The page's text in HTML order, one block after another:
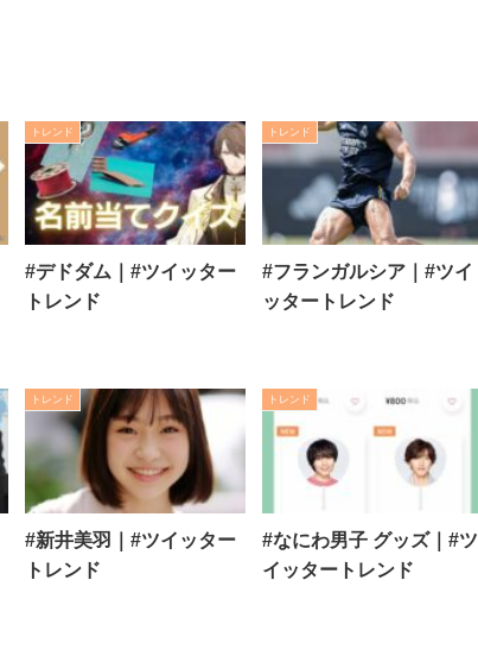
トレンド
#デドダム｜#ツイッター
トレンド
トレンド
#フランガルシア｜#ツイ
ッタートレンド
トレンド
#新井美羽｜#ツイッター
トレンド
トレンド
#なにわ男子 グッズ｜#ツ
イッタートレンド